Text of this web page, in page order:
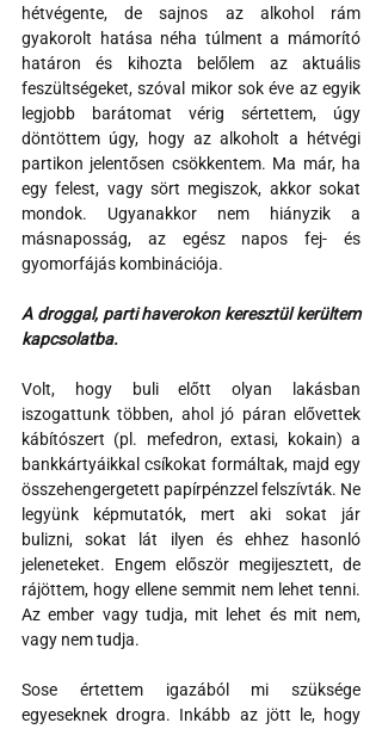
hétvégente, de sajnos az alkohol rám
gyakorolt hatása néha túlment a mámorító
határon és kihozta belőlem az aktuális
feszültségeket, szóval mikor sok éve az egyik
legjobb barátomat vérig sértettem, úgy
döntöttem úgy, hogy az alkoholt a hétvégi
partikon jelentősen csökkentem. Ma már, ha
egy felest, vagy sört megiszok, akkor sokat
mondok. Ugyanakkor nem hiányzik a
másnaposság, az egész napos fej- és
gyomorfájás kombinációja.
A droggal, parti haverokon keresztül kerültem
kapcsolatba.
Volt, hogy buli előtt olyan lakásban
iszogattunk többen, ahol jó páran elővettek
kábítószert (pl. mefedron, extasi, kokain) a
bankkártyáikkal csíkokat formáltak, majd egy
összehengergetett papírpénzzel felszívták. Ne
legyünk képmutatók, mert aki sokat jár
bulizni, sokat lát ilyen és ehhez hasonló
jeleneteket. Engem először megijesztett, de
rájöttem, hogy ellene semmit nem lehet tenni.
Az ember vagy tudja, mit lehet és mit nem,
vagy nem tudja.
Sose értettem igazából mi szüksége
egyeseknek drogra. Inkább az jött le, hogy